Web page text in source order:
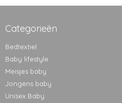
Categorieën
Bedtextiel
Baby lifestyle
Meisjes baby
Jongens baby
Unisex Baby